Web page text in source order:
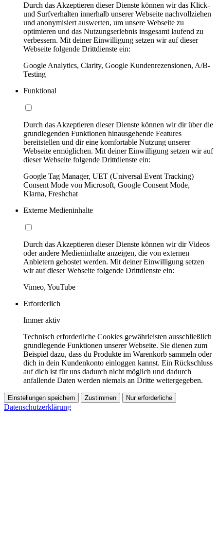
Durch das Akzeptieren dieser Dienste können wir das Klick-
und Surfverhalten innerhalb unserer Webseite nachvollziehen
und anonymisiert auswerten, um unsere Webseite zu
optimieren und das Nutzungserlebnis insgesamt laufend zu
verbessern. Mit deiner Einwilligung setzen wir auf dieser
Webseite folgende Drittdienste ein:
Google Analytics, Clarity, Google Kundenrezensionen, A/B-
Testing
Funktional
Durch das Akzeptieren dieser Dienste können wir dir über die
grundlegenden Funktionen hinausgehende Features
bereitstellen und dir eine komfortable Nutzung unserer
Webseite ermöglichen. Mit deiner Einwilligung setzen wir auf
dieser Webseite folgende Drittdienste ein:
Google Tag Manager, UET (Universal Event Tracking)
Consent Mode von Microsoft, Google Consent Mode,
Klarna, Freshchat
Externe Medieninhalte
Durch das Akzeptieren dieser Dienste können wir dir Videos
oder andere Medieninhalte anzeigen, die von externen
Anbietern gehostet werden. Mit deiner Einwilligung setzen
wir auf dieser Webseite folgende Drittdienste ein:
Vimeo, YouTube
Erforderlich
Immer aktiv
Technisch erforderliche Cookies gewährleisten ausschließlich
grundlegende Funktionen unserer Webseite. Sie dienen zum
Beispiel dazu, dass du Produkte im Warenkorb sammeln oder
dich in dein Kundenkonto einloggen kannst. Ein Rückschluss
auf dich ist für uns dadurch nicht möglich und dadurch
anfallende Daten werden niemals an Dritte weitergegeben.
Einstellungen speichern Zustimmen Nur erforderliche
Datenschutzerklärung